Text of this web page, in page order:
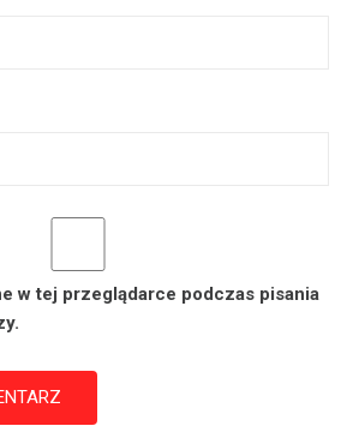
w tej przeglądarce podczas pisania